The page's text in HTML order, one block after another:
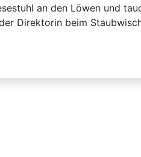
an den Löwen und
Direktorin beim